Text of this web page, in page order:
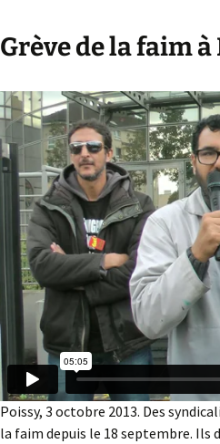
Grève de la faim à
Poissy, 3 octobre 2013. Des
la faim depuis le 18 septembre. Ils